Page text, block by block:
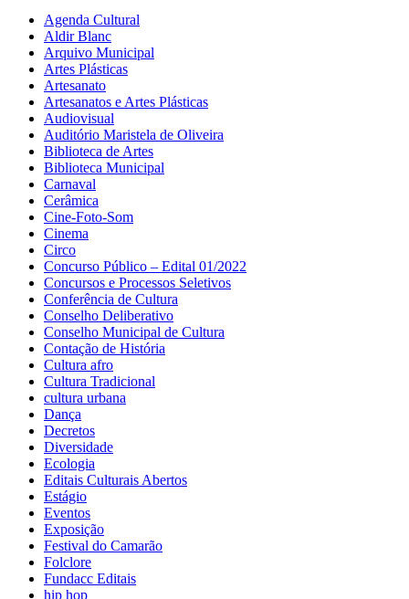
Agenda Cultural
Aldir Blanc
Arquivo Municipal
Artes Plásticas
Artesanato
Artesanatos e Artes Plásticas
Audiovisual
Auditório Maristela de Oliveira
Biblioteca de Artes
Biblioteca Municipal
Carnaval
Cerâmica
Cine-Foto-Som
Cinema
Circo
Concurso Público – Edital 01/2022
Concursos e Processos Seletivos
Conferência de Cultura
Conselho Deliberativo
Conselho Municipal de Cultura
Contação de História
Cultura afro
Cultura Tradicional
cultura urbana
Dança
Decretos
Diversidade
Ecologia
Editais Culturais Abertos
Estágio
Eventos
Exposição
Festival do Camarão
Folclore
Fundacc Editais
hip hop